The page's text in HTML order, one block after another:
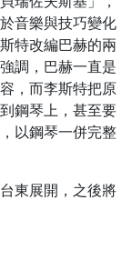
音樂與技巧變化
特改編巴赫的兩
調，巴赫一直是
，而李斯特把原
鋼琴上，甚至要
以鋼琴一併完整
東展開，之後將